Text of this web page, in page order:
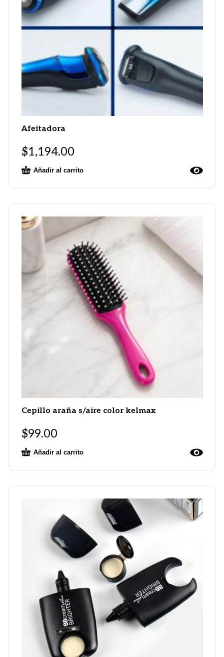
Afeitadora
$1,194.00
Añadir al carrito
Cepillo araña s/aire color kelmax
$99.00
Añadir al carrito